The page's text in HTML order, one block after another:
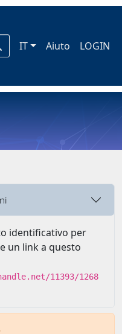
IT Aiuto LOGIN
identificativo per
un link a questo
11393/1268